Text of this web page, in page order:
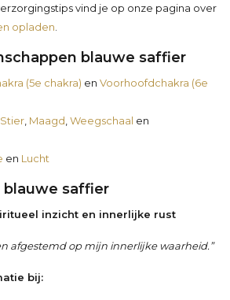
vind je op onze pagina over
opladen
blauwe saffier
(5e chakra) en Voorhoofdchakra (6e
Stier Maagd Weegschaal en
en Lucht
saffier
inzicht en innerlijke rust
afgestemd op mijn innerlijke waarheid.”
bij: